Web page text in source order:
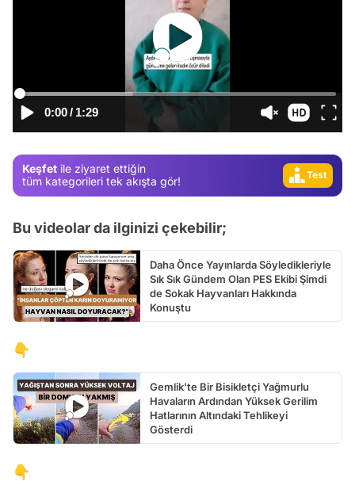
0:00/ 1:29
Keşfet ile ziyaret ettiğin
tüm kategorileri tek akışta gör!
Gündem
Magazin
Test
Bu videolar da ilginizi çekebilir;
Daha Önce Yayınlarda Söyledikleriyle
Sık Sık Gündem Olan PES Ekibi Şimdi
de Sokak Hayvanları Hakkında
Konuştu
👇
Gemlik'te Bir Bisikletçi Yağmurlu
Havaların Ardından Yüksek Gerilim
Hatlarının Altındaki Tehlikeyi
Gösterdi
👇